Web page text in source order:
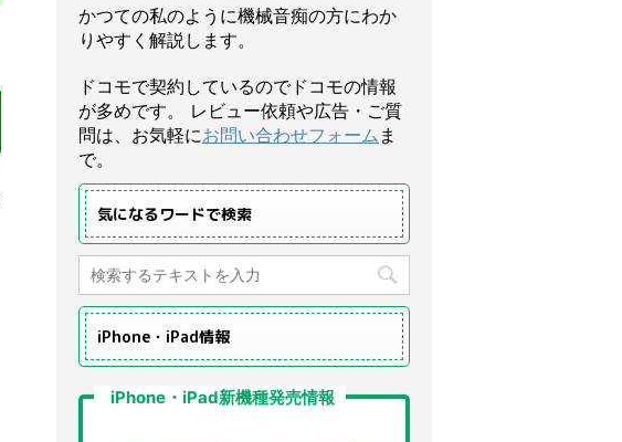
かつての私のように機械音痴の方にわか
りやすく解説します。
ドコモで契約しているのでドコモの情報
が多めです。 レビュー依頼や広告・ご質
問は、お気軽にお問い合わせフォーム ま
で。
気になるワードで検索
iPhone・iPad情報
iPhone・iPad新機種発売情報